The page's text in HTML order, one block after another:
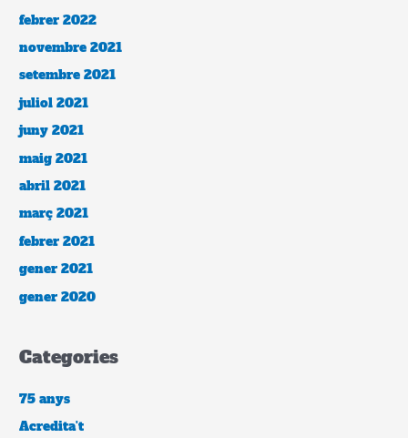
febrer 2022
novembre 2021
setembre 2021
juliol 2021
juny 2021
maig 2021
abril 2021
març 2021
febrer 2021
gener 2021
gener 2020
Categories
75 anys
Acredita't